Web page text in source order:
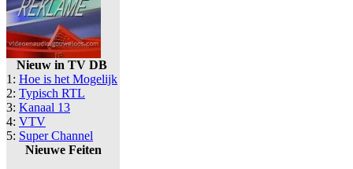
Nieuw in TV DB
1: Hoe is het Mogelijk
2: Typisch RTL
3: Kanaal 13
4: VTV
5: Super Channel
Nieuwe Feiten